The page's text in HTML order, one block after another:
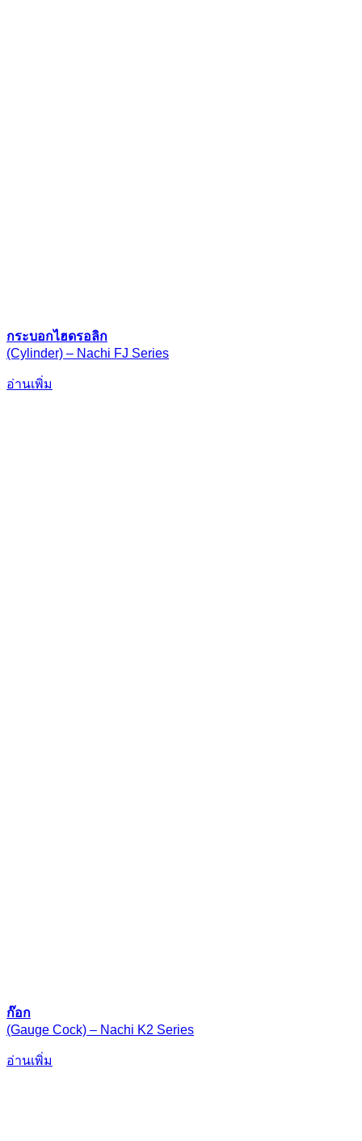
กระบอกไฮดรอลิก
(Cylinder) – Nachi FJ Series
อ่านเพิ่ม
ก๊อก
(Gauge Cock) – Nachi K2 Series
อ่านเพิ่ม